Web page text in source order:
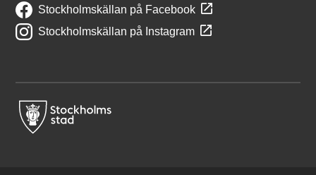
Stockholmskällan på Facebook
Stockholmskällan på Instagram